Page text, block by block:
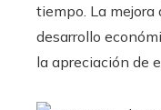
tiempo. La mejora
desarrollo
la apreciación de